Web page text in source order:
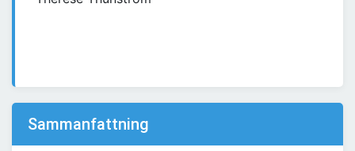
Sammanfattning